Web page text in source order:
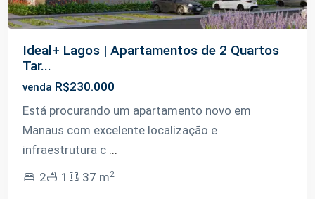
Ideal+ Lagos | Apartamentos de 2 Quartos
Tar...
venda R$230.000
Está procurando um apartamento novo em
Manaus com excelente localização e
infraestrutura c ...
2
1 37 m2